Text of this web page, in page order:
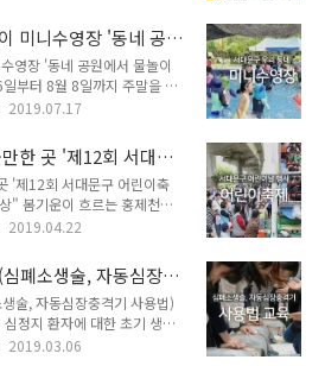
구..
습니다. 그간 세무, 환경 등
인센티브를 마련해온 것에 더
타의 모범이 되는 시민에게
게 제공하는 특별 우대 할인권
월 9일(화)부터 2019년 서울
부서와 협의를 거쳐 에코마
미니수영장 '동네 공
영장 '동네 공원에서 물놀이
부터 8월 8일까지 주말을 포
'퐁당퐁당 우리 동네 실외
존 장소에다 '문화공원'과 '가
대문구 우리 동네 미니수영장
화공원(홍제3동) ③ 홍은중
이공원(남가좌1동) ⑤ 가좌어
(북가좌1동) 개장 시간은 오
대략 가로 10m, 세로 8m, 깊
2019.07.17
한 곳 '제12회 서대문
'제12회 서대문구 어린이축
" 봄기운이 흐르는 홍제천에
당에 구민 여러분을 초대합니
린이축제 ● 일 시 : 2019. 5.
제천변(백련교 ~ 홍연2교)
행봉사단 / 서대문구청 ● 문
02-330-8627 서대문구 어린
당 - 바이킹, 스트레스 팡팡
2019.04.22
폐소생술, 자동심장충
술, 자동심장충격기 사용법)
정지 환자에 대한 초기 생존
호하고자 지역주민을 위한
2019.03.06